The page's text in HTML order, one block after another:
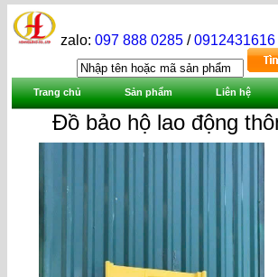
zalo:097 888 0285 /0912431616
Trang chủ Sản phẩm Liên hệ
Đồ bảo hộ lao động